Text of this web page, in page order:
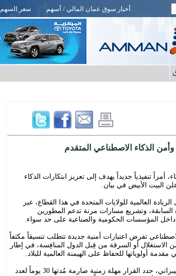
أخبار سوق عمان المالي / أسهم سعر السهم
وأمن الذكاء الاصطناعي المتقدم
أمراً تنفيذياً جديداً يهدف إلى تعزيز ابتكارات الذكاء
البيت الأبيض في بيان.
العالمية للولايات المتحدة في هذا القطاع، عبر
السابقة، وتشريع مسارات مرنة تدعم المطورين
داخل المؤسسات الحكومية والصناعية على حد سواء.
الاصطناعي تفرض اعتبارات أمنية جديدة تتطلب تنسيقاً مكثفاً
من الاستغلال أو السرقة من قِبل الدول المنافِسة، في إطار
أولوياتها للحفاظ على الهيمنة العالمية للبلاد.
وفي إطار تحديث الأنظمة الفيدرالية للأمن السيبراني، حدد القرار مهلة زمنية صارمة مُدتها 30 يوماً لعدد